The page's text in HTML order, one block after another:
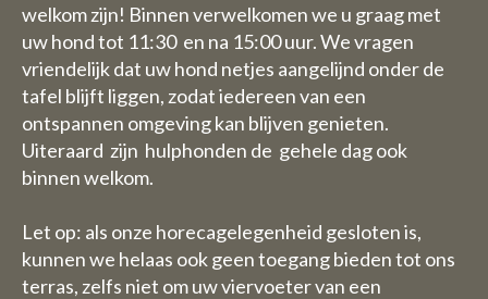
welkom zijn! Binnen verwelkomen we u graag met
uw hond tot 11:30 en na 15:00 uur. We vragen
vriendelijk dat uw hond netjes aangelijnd onder de
tafel blijft liggen, zodat iedereen van een
ontspannen omgeving kan blijven genieten.
Uiteraard zijn hulphonden de gehele dag ook
binnen welkom.
Let op: als onze horecagelegenheid gesloten is,
kunnen we helaas ook geen toegang bieden tot ons
terras, zelfs niet om uw viervoeter van een
B&B:
De week van 3 Augustus tot en
met 9 augustus zijn wij ook
gesloten voor overnachtingen